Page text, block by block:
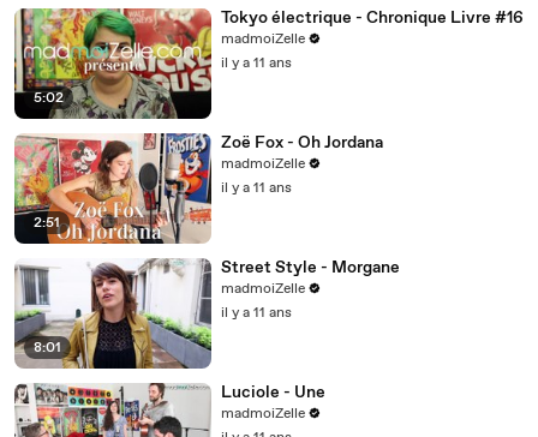
5:02
Tokyo électrique - Chronique Livre #16
madmoiZelle
il y a 11 ans
2:51
Zoë Fox - Oh Jordana
madmoiZelle
il y a 11 ans
8:01
Street Style - Morgane
madmoiZelle
il y a 11 ans
Luciole - Une
madmoiZelle